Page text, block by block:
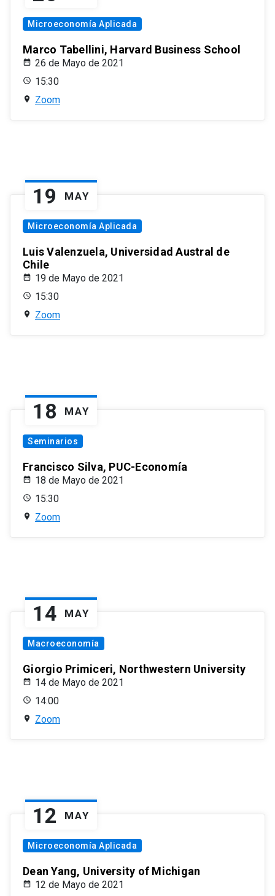
Microeconomía Aplicada
Marco Tabellini, Harvard Business School
26 de Mayo de 2021
15:30
Zoom
19 MAY
Microeconomía Aplicada
Luis Valenzuela, Universidad Austral de
Chile
19 de Mayo de 2021
15:30
Zoom
18 MAY
Seminarios
Francisco Silva, PUC-Economía
18 de Mayo de 2021
15:30
Zoom
14 MAY
Macroeconomía
Giorgio Primiceri, Northwestern University
14 de Mayo de 2021
14:00
Zoom
12 MAY
Microeconomía Aplicada
Dean Yang, University of Michigan
12 de Mayo de 2021